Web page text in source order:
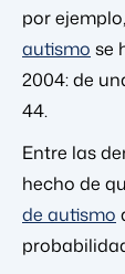
por
autismo se
2004: de
44.
Entre las
hecho de
de autismo